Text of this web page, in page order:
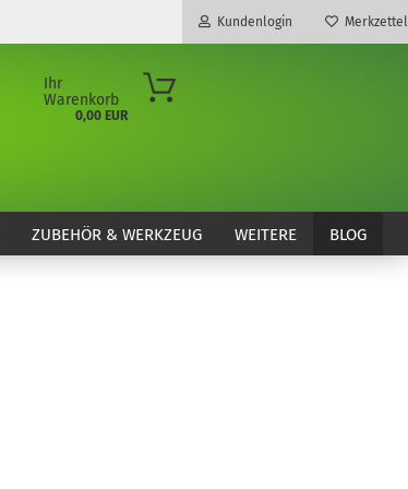
Kundenlogin Merkzettel
Ihr
Warenkorb
0,00 EUR
ZUBEHÖR & WERKZEUG BLOG
WEITERE